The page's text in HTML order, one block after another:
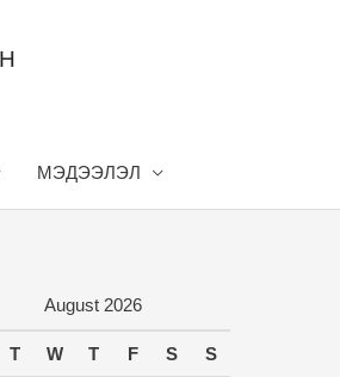
МЭДЭЭЛЭЛ
August 2026
T W T F S S